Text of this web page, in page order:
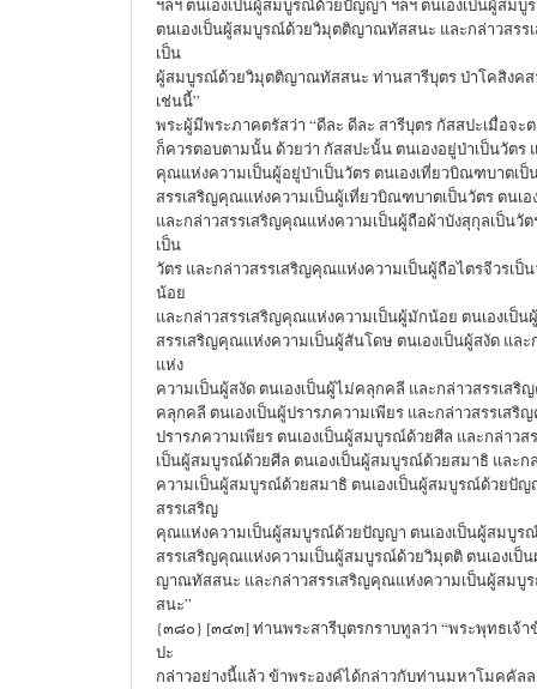
ฯลฯ ตนเองเป็นผู้สมบูรณ์ด้วยปัญญา ฯลฯ ตนเองเป็นผู้สมบู
ตนเองเป็นผู้สมบูรณ์ด้วยวิมุตติญาณทัสสนะ และกล่าวสร
เป็น
ผู้สมบูรณ์ด้วยวิมุตติญาณทัสสนะ ท่านสารีบุตร ป่าโคสิงค
เช่นนี้”
พระผู้มีพระภาคตรัสว่า “ดีละ ดีละ สารีบุตร กัสสปะเมื่อจะ
ก็ควรตอบตามนั้น ด้วยว่า กัสสปะนั้น ตนเองอยู่ป่าเป็นวัตร
คุณแห่งความเป็นผู้อยู่ป่าเป็นวัตร ตนเองเที่ยวบิณฑบาตเป็
สรรเสริญคุณแห่งความเป็นผู้เที่ยวบิณฑบาตเป็นวัตร ตนเอ
และกล่าวสรรเสริญคุณแห่งความเป็นผู้ถือผ้าบังสุกุลเป็นวัต
เป็น
วัตร และกล่าวสรรเสริญคุณแห่งความเป็นผู้ถือไตรจีวรเป็
น้อย
และกล่าวสรรเสริญคุณแห่งความเป็นผู้มักน้อย ตนเองเป็น
สรรเสริญคุณแห่งความเป็นผู้สันโดษ ตนเองเป็นผู้สงัด แล
แห่ง
ความเป็นผู้สงัด ตนเองเป็นผู้ไม่คลุกคลี และกล่าวสรรเส
คลุกคลี ตนเองเป็นผู้ปรารภความเพียร และกล่าวสรรเส
ปรารภความเพียร ตนเองเป็นผู้สมบูรณ์ด้วยศีล และกล่าว
เป็นผู้สมบูรณ์ด้วยศีล ตนเองเป็นผู้สมบูรณ์ด้วยสมาธิ และ
ความเป็นผู้สมบูรณ์ด้วยสมาธิ ตนเองเป็นผู้สมบูรณ์ด้วยปัญ
สรรเสริญ
คุณแห่งความเป็นผู้สมบูรณ์ด้วยปัญญา ตนเองเป็นผู้สมบูร
สรรเสริญคุณแห่งความเป็นผู้สมบูรณ์ด้วยวิมุตติ ตนเองเป็
ญาณทัสสนะ และกล่าวสรรเสริญคุณแห่งความเป็นผู้สม
สนะ”
{๓๘๐} [๓๔๓] ท่านพระสารีบุตรกราบทูลว่า “พระพุทธเจ้า
ปะ
กล่าวอย่างนี้แล้ว ข้าพระองค์ได้กล่าวกับท่านมหาโมคคัล